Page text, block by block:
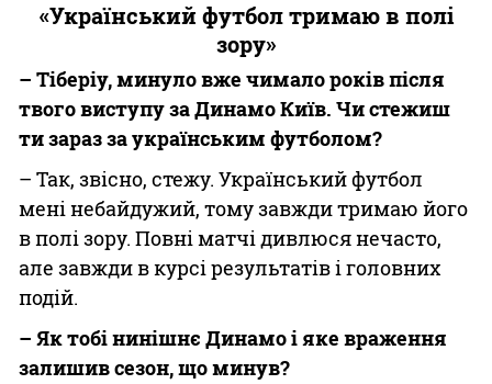
«Український футбол тримаю в полі
зору»
– Тіберіу, минуло вже чимало років після
твого виступу за Динамо Київ. Чи стежиш
ти зараз за українським футболом?
– Так, звісно, стежу. Український футбол
мені небайдужий, тому завжди тримаю його
в полі зору. Повні матчі дивлюся нечасто,
але завжди в курсі результатів і головних
подій.
– Як тобі нинішнє Динамо і яке враження
залишив сезон, що минув?